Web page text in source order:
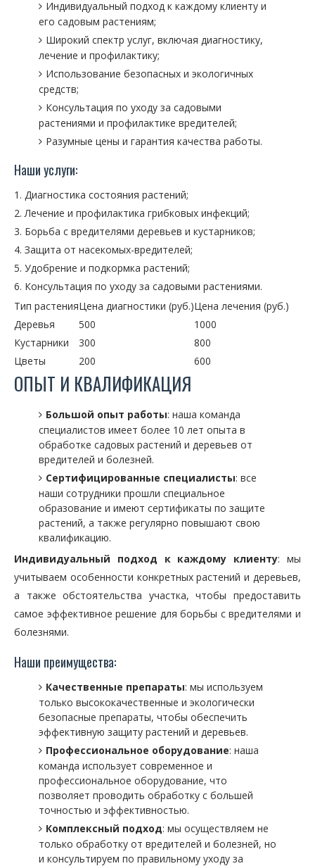
Индивидуальный подход к каждому клиенту и
его садовым растениям;
Широкий спектр услуг, включая диагностику,
лечение и профилактику;
Использование безопасных и экологичных
средств;
Консультация по уходу за садовыми
растениями и профилактике вредителей;
Разумные цены и гарантия качества работы.
Наши услуги:
Диагностика состояния растений;
Лечение и профилактика грибковых инфекций;
Борьба с вредителями деревьев и кустарников;
Защита от насекомых-вредителей;
Удобрение и подкормка растений;
Консультация по уходу за садовыми растениями.
Тип растенияЦена диагностики (руб.)Цена лечения (руб.)
Деревья
500
1000
Кустарники
300
800
Цветы
200 600
ОПЫТ И КВАЛИФИКАЦИЯ
Большой опыт работы: наша команда
специалистов имеет более 10 лет опыта в
обработке садовых растений и деревьев от
вредителей и болезней.
Сертифицированные специалисты: все
наши сотрудники прошли специальное
образование и имеют сертификаты по защите
растений, а также регулярно повышают свою
квалификацию.
Индивидуальный подход к каждому клиенту: мы
учитываем особенности конкретных растений и деревьев,
а также обстоятельства участка, чтобы предоставить
самое эффективное решение для борьбы с вредителями и
болезнями.
Наши преимущества:
Качественные препараты: мы используем
только высококачественные и экологически
безопасные препараты, чтобы обеспечить
эффективную защиту растений и деревьев.
Профессиональное оборудование: наша
команда использует современное и
профессиональное оборудование, что
позволяет проводить обработку с большей
точностью и эффективностью.
Комплексный подход: мы осуществляем не
только обработку от вредителей и болезней, но
и консультируем по правильному уходу за